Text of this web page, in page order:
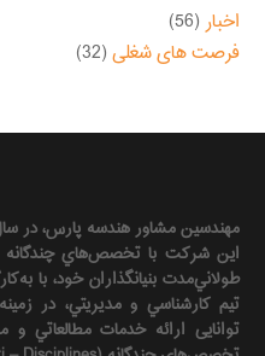
اخبار (56)
فرصت های شغلی (32)
مهندسين مشاور هندسه‌ پارس، در سال 1384 بنیانگذاری شده
این شرکت با تخصص‌هاي چندگانه
طولاني‌مدت بنيانگذاران خود، با
تيم كارشناسي و مديريتي، در
توانایی ارائه خدمات مطالعاتي و